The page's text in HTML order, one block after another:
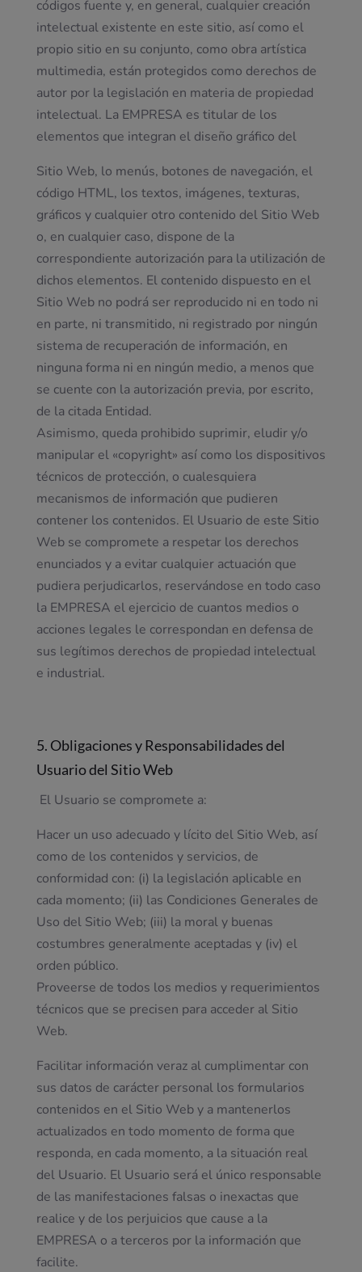
códigos fuente y, en general, cualquier creación
intelectual existente en este sitio, así como el
propio sitio en su conjunto, como obra artística
multimedia, están protegidos como derechos de
autor por la legislación en materia de propiedad
intelectual. La EMPRESA es titular de los
elementos que integran el diseño gráfico del
Sitio Web, lo menús, botones de navegación, el
código HTML, los textos, imágenes, texturas,
gráficos y cualquier otro contenido del Sitio Web
o, en cualquier caso, dispone de la
correspondiente autorización para la utilización de
dichos elementos. El contenido dispuesto en el
Sitio Web no podrá ser reproducido ni en todo ni
en parte, ni transmitido, ni registrado por ningún
sistema de recuperación de información, en
ninguna forma ni en ningún medio, a menos que
se cuente con la autorización previa, por escrito,
de la citada Entidad.
Asimismo, queda prohibido suprimir, eludir y/o
manipular el «copyright» así como los dispositivos
técnicos de protección, o cualesquiera
mecanismos de información que pudieren
contener los contenidos. El Usuario de este Sitio
Web se compromete a respetar los derechos
enunciados y a evitar cualquier actuación que
pudiera perjudicarlos, reservándose en todo caso
la EMPRESA el ejercicio de cuantos medios o
acciones legales le correspondan en defensa de
sus legítimos derechos de propiedad intelectual
e industrial.
5. Obligaciones y Responsabilidades del
Usuario del Sitio Web
El Usuario se compromete a:
Hacer un uso adecuado y lícito del Sitio Web, así
como de los contenidos y servicios, de
conformidad con: (i) la legislación aplicable en
cada momento; (ii) las Condiciones Generales de
Uso del Sitio Web; (iii) la moral y buenas
costumbres generalmente aceptadas y (iv) el
orden público.
Proveerse de todos los medios y requerimientos
técnicos que se precisen para acceder al Sitio
Web.
Facilitar información veraz al cumplimentar con
sus datos de carácter personal los formularios
contenidos en el Sitio Web y a mantenerlos
actualizados en todo momento de forma que
responda, en cada momento, a la situación real
del Usuario. El Usuario será el único responsable
de las manifestaciones falsas o inexactas que
realice y de los perjuicios que cause a la
EMPRESA o a terceros por la información que
facilite.